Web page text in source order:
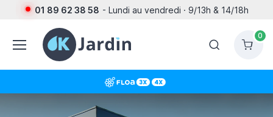
01 89 62 38 58 - Lundi au vendredi · 9/13h & 14/18h
0